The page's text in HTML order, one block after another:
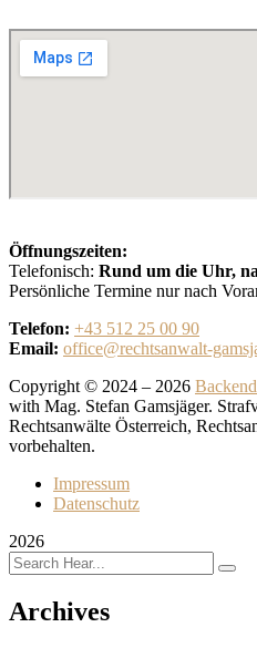
Öffnungszeiten:
Telefonisch: Rund um die Uhr,
Persönliche Termine nur nach
Telefon: +43 512 25 00 90
Email: office@rechtsanwalt-
Copyright © 2024 – 2026
with Mag. Stefan Gamsjäger.
Rechtsanwälte Österreich,
vorbehalten.
Impressum
Datenschutz
2026
Archives